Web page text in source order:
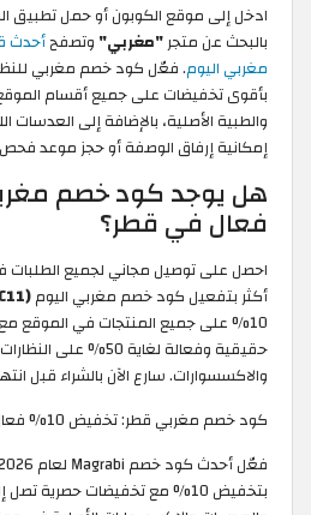
ادخل إلى موقع الكوبون أو حمل تطبيق
بالبحث عن متجر"مغربي" وتصفحأحدث
مغربي اليوم. فعّل كود خصم مغربي
بأقوى تخفيضات على جميع أقسام
والطبية الأصلية، بالإضافة إلى العدسات
إمكانية إرفاق الوصفة أو حجز موعد
هل يوجد كود خصم
فعال في قطر؟
احصل على توصيل مجاني لجميع
أكثر بتفعيل كود خصم مغربي اليوم(ALC11)
10% على جميع المنتجات في
حقيقية وفعالة لغاية
والاكسسوارات. سارع الآن بالشراء قبل
كود خصم مغربي قطر: تخفيض 10% فعال على النظارات والعدسات